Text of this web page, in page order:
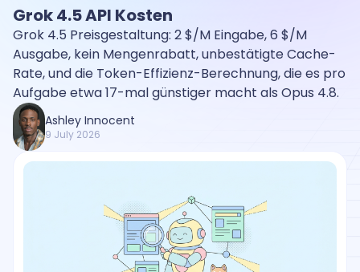
Grok 4.5 API Kosten
Grok 4.5 Preisgestaltung: 2 $/M Eingabe, 6 $/M
Ausgabe, kein Mengenrabatt, unbestätigte Cache-
Rate, und die Token-Effizienz-Berechnung, die es pro
Aufgabe etwa 17-mal günstiger macht als Opus 4.8.
Ashley Innocent
9 July 2026